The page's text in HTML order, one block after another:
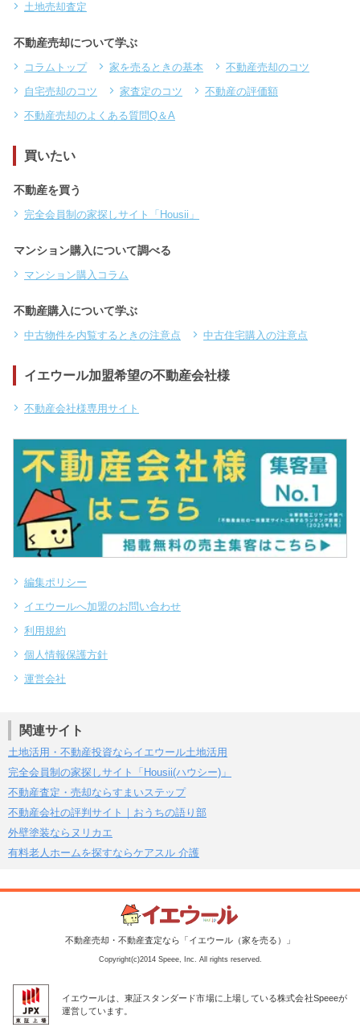
土地売却査定
不動産売却について学ぶ
コラムトップ 家を売るときの基本
不動産売却のコツ
自宅売却のコツ
家査定のコツ
不動産の評価額
不動産売却のよくある質問Q＆A
買いたい
不動産を買う
完全会員制の家探しサイト「Housii」
マンション購入について調べる
マンション購入コラム
不動産購入について学ぶ
中古物件を内覧するときの注意点 中古住宅購入の注意点
イエウール加盟希望の不動産会社様
不動産会社様専用サイト
編集ポリシー
イエウールへ加盟のお問い合わせ
利用規約
個人情報保護方針
運営会社
関連サイト
土地活用・不動産投資ならイエウール土地活用
完全会員制の家探しサイト「Housii(ハウシー)」
不動産査定・売却ならすまいステップ
不動産会社の評判サイト｜おうちの語り部
外壁塗装ならヌリカエ
有料老人ホームを探すならケアスル 介護
不動産売却・不動産査定なら「イエウール（家を売る）」
Copyright(c)2014 Speee, Inc. All rights reserved.
イエウールは、東証スタンダード市場に上場している株式会社Speeeが
運営しています。